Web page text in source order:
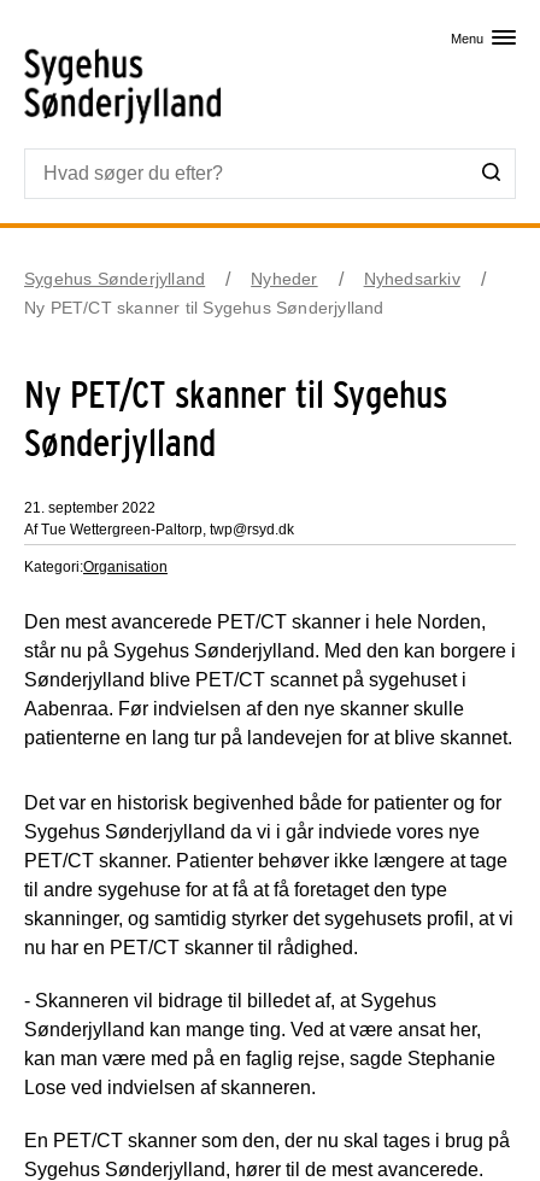
Menu
Sygehus Sønderjylland Nyheder
Nyhedsarkiv
Ny PET/CT skanner til Sygehus Sønderjylland
Ny PET/CT skanner til Sygehus
Sønderjylland
21. september 2022
Af Tue Wettergreen-Paltorp, twp@rsyd.dk
Kategori:Organisation
Den mest avancerede PET/CT skanner i hele Norden,
står nu på Sygehus Sønderjylland. Med den kan borgere i
Sønderjylland blive PET/CT scannet på sygehuset i
Aabenraa. Før indvielsen af den nye skanner skulle
patienterne en lang tur på landevejen for at blive skannet.
Det var en historisk begivenhed både for patienter og for
Sygehus Sønderjylland da vi i går indviede vores nye
PET/CT skanner. Patienter behøver ikke længere at tage
til andre sygehuse for at få at få foretaget den type
skanninger, og samtidig styrker det sygehusets profil, at vi
nu har en PET/CT skanner til rådighed.
- Skanneren vil bidrage til billedet af, at Sygehus
Sønderjylland kan mange ting. Ved at være ansat her,
kan man være med på en faglig rejse, sagde Stephanie
Lose ved indvielsen af skanneren.
En PET/CT skanner som den, der nu skal tages i brug på
Sygehus Sønderjylland, hører til de mest avancerede.